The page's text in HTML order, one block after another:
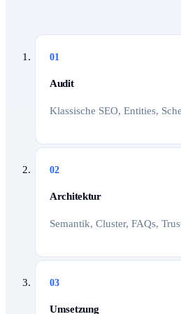
01
Audit
Klassische SEO, Entities,
02
Architektur
Semantik, Cluster, FAQs,
03
Umsetzung